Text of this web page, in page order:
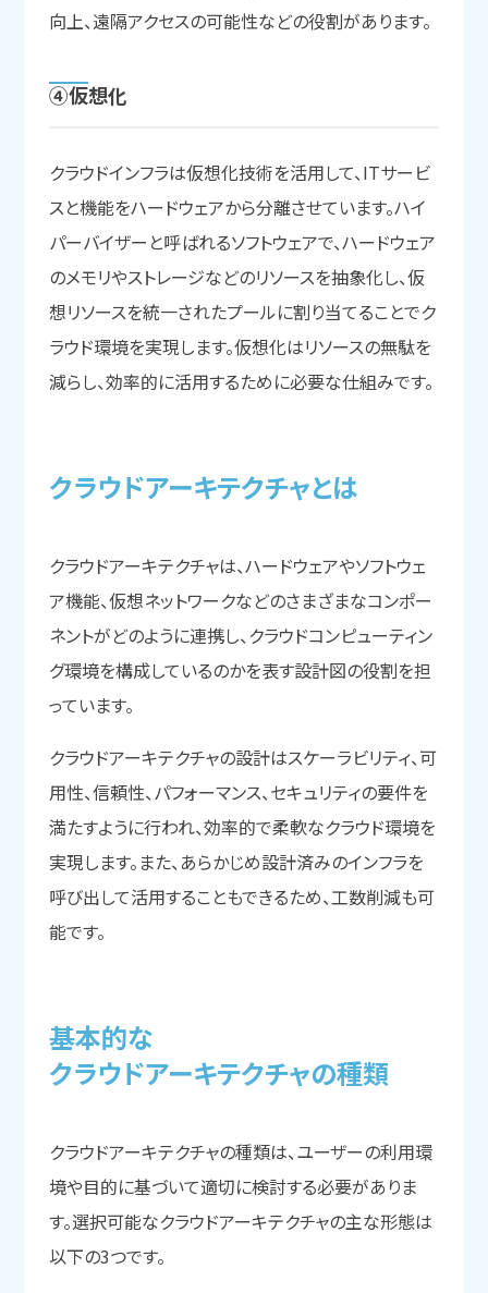
向上、遠隔アクセスの可能性などの役割があります。
④仮想化
クラウドインフラは仮想化技術を活用して、ITサービ
スと機能をハードウェアから分離させています。ハイ
パーバイザーと呼ばれるソフトウェアで、ハードウェア
のメモリやストレージなどのリソースを抽象化し、仮
想リソースを統一されたプールに割り当てることでク
ラウド環境を実現します。仮想化はリソースの無駄を
減らし、効率的に活用するために必要な仕組みです。
クラウドアーキテクチャとは
クラウドアーキテクチャは、ハードウェアやソフトウェ
ア機能、仮想ネットワークなどのさまざまなコンポー
ネントがどのように連携し、クラウドコンピューティン
グ環境を構成しているのかを表す設計図の役割を担
っています。
クラウドアーキテクチャの設計はスケーラビリティ、可
用性、信頼性、パフォーマンス、セキュリティの要件を
満たすように行われ、効率的で柔軟なクラウド環境を
実現します。また、あらかじめ設計済みのインフラを
呼び出して活用することもできるため、工数削減も可
能です。
基本的な
クラウドアーキテクチャの種類
クラウドアーキテクチャの種類は、ユーザーの利用環
境や目的に基づいて適切に検討する必要がありま
す。選択可能なクラウドアーキテクチャの主な形態は
以下の3つです。